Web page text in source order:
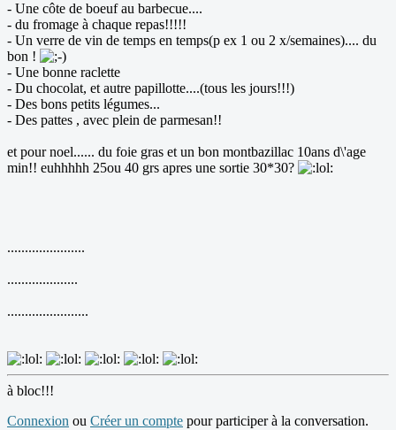
- Une côte de boeuf au barbecue....
- du fromage à chaque repas!!!!!
- Un verre de vin de temps en temps(p ex 1 ou 2 x/semaines).... du
bon !
- Une bonne raclette
- Du chocolat, et autre papillotte....(tous les jours!!!)
- Des bons petits légumes...
- Des pattes , avec plein de parmesan!!
et pour noel...... du foie gras et un bon montbazillac 10ans d\'age
min!! euhhhhh 25ou 40 grs apres une sortie 30*30?
......................
....................
.......................
à bloc!!!
Connexion ou Créer un compte pour participer à la conversation.